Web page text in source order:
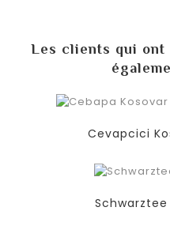
Les clients qui ont
Cevapcici